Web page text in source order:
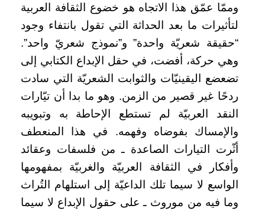
وممّا عمّق هذا الاتجاه هو خضوع الثقافة العربية
لتأثيرات ما بعد الحداثة التي تقول بانتفاء وجود
“حقيقة شعريّة واحدة” و”نموذج شعريّ واحد”.
وهي حركة، أفضت، في حقل الإبداع الكتابي إلى
تضعضع اليقينيّات والثوابت الشعريّة التي سادت
ردحًا غير قصير من الزمن. وهو ما بدا أن تيّارات
النقد العربيّة لم تستطع الإحاطة به وتبويبه
والإمساك بفوضاه وفهمه. في هذا المنعطف
أثّرت التيارات الصاعدة ـ من فلسفات وعقائد
وأفكار في الثقافة العربيّة والغربيّة بمفهومها
الواسع لا سيما تلك الداعيّة إلى استلهام التُراث
وما فيه من موروث ـ على حقول الإبداع لا سيما